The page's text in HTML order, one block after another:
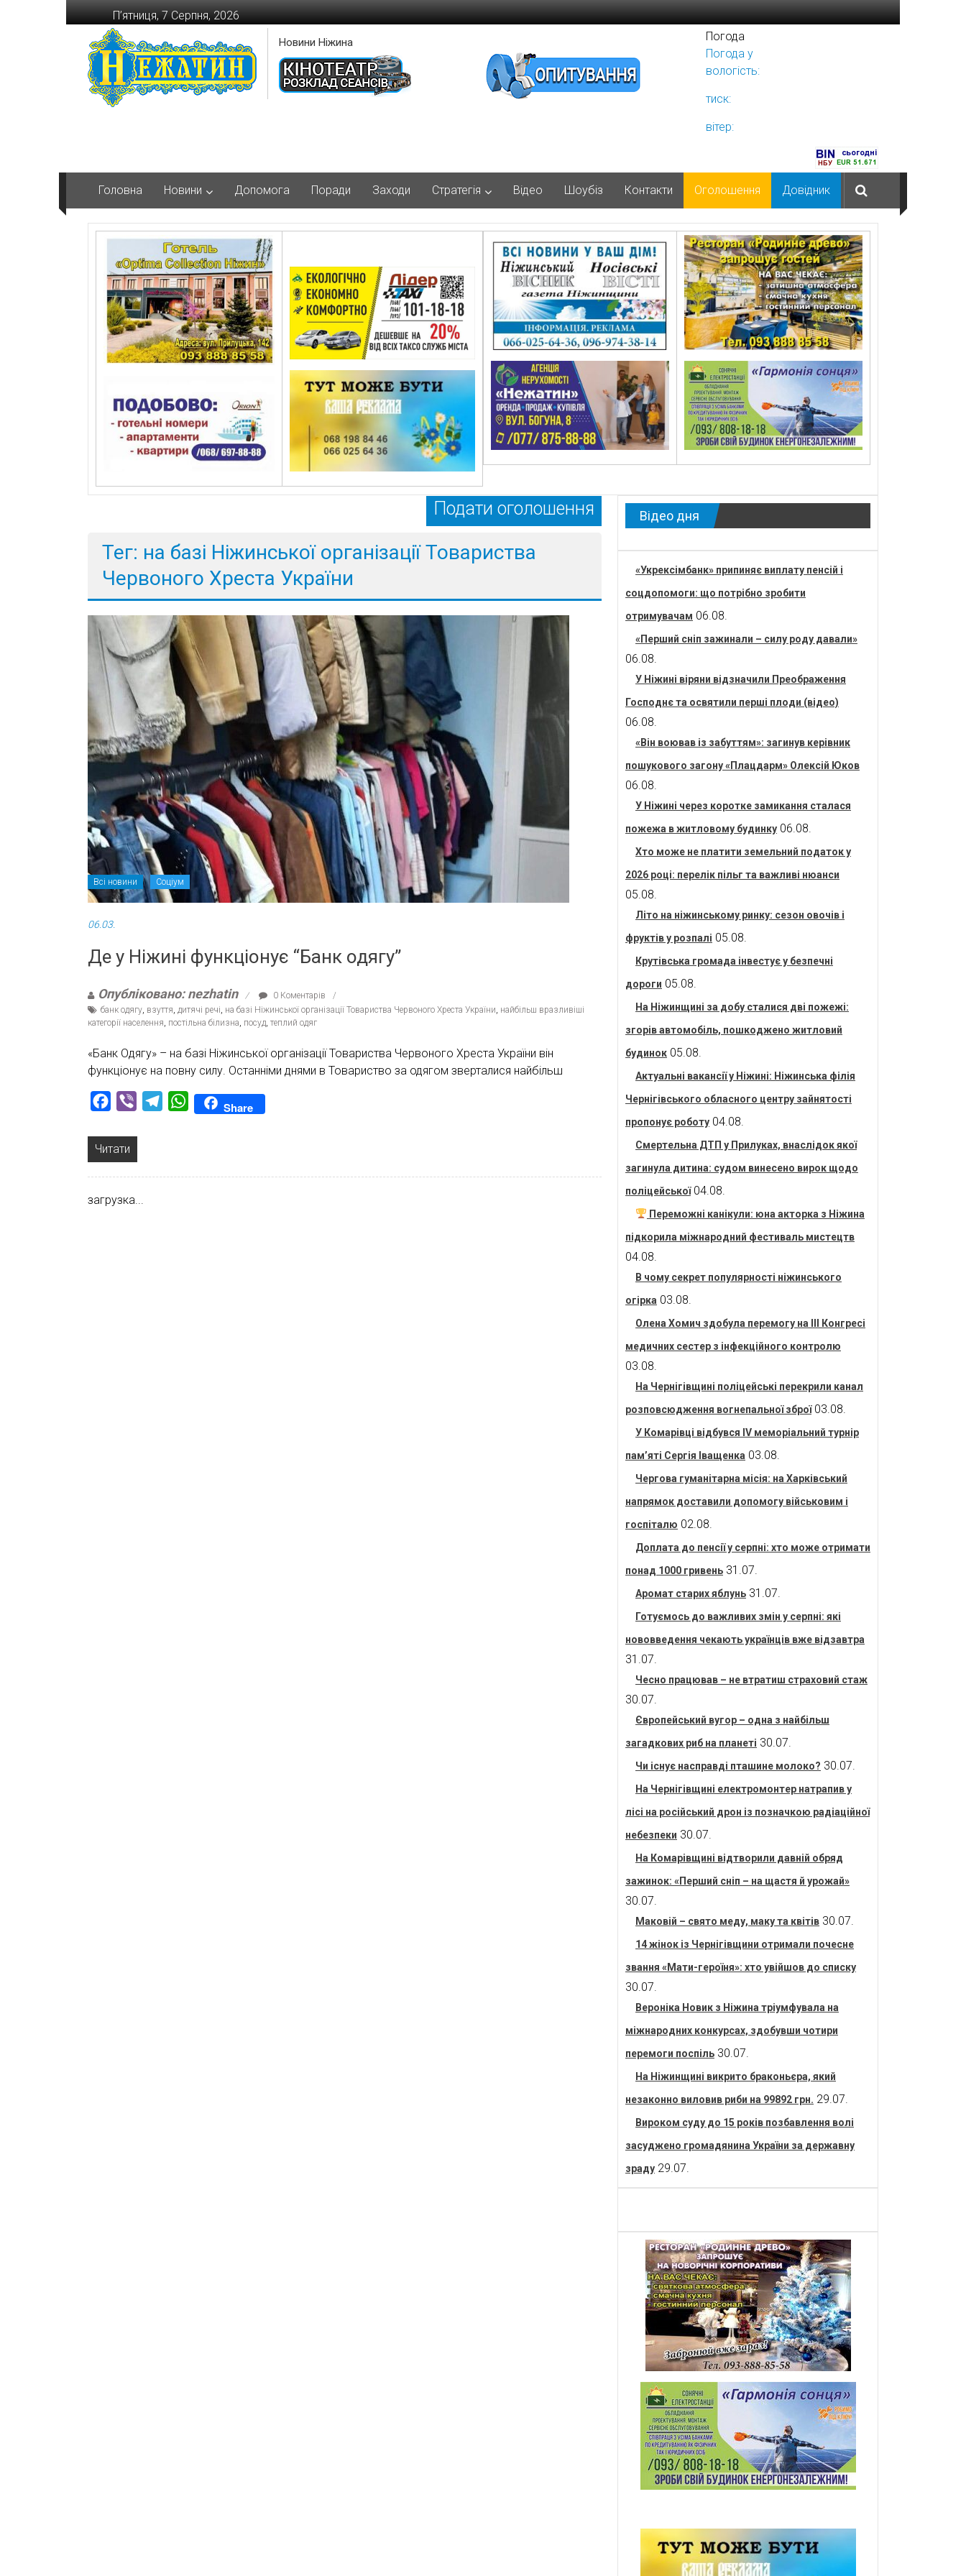
Перейти
до
вмісту
П’ятниця, 7 Серпня, 2026
Новини Ніжина
Погода
Погода у
вологість:
тиск:
вітер:
Головна Новини Допомога Поради Заходи Стратегія Відео Шоубіз Контакти Оголошення Довідник
Подати оголошення
Тег: на базі Ніжинської організації Товариства
Червоного Хреста України
Всі новини Соціум
06.03.
Де у Ніжині функціонує “Банк одягу”
Опубліковано: nezhatin
0 Коментарів
банк одягу взуття дитячі речі на базі Ніжинської організації Товариства Червоного Хреста України найбільш вразливіші
категорії населення постільна білизна посуд теплий одяг
«Банк Одягу» – на базі Ніжинської організації Товариства Червоного Хреста України він
функціонує на повну силу. Останніми днями в Товариство за одягом зверталися найбільш
Facebook
Viber TelegramWhatsAppShare
Читати
загрузка...
Відео дня
«Укрексімбанк» припиняє виплату пенсій і
соцдопомоги: що потрібно зробити
отримувачам 06.08.
«Перший сніп зажинали – силу роду давали»
06.08.
У Ніжині віряни відзначили Преображення
Господнє та освятили перші плоди (відео)
06.08.
«Він воював із забуттям»: загинув керівник
пошукового загону «Плацдарм» Олексій Юков
06.08.
У Ніжині через коротке замикання сталася
пожежа в житловому будинку 06.08.
Хто може не платити земельний податок у
2026 році: перелік пільг та важливі нюанси
05.08.
Літо на ніжинському ринку: сезон овочів і
фруктів у розпалі 05.08.
Крутівська громада інвестує у безпечні
дороги 05.08.
На Ніжинщині за добу сталися дві пожежі:
згорів автомобіль, пошкоджено житловий
будинок 05.08.
Актуальні вакансії у Ніжині: Ніжинська філія
Чернігівського обласного центру зайнятості
пропонує роботу 04.08.
Смертельна ДТП у Прилуках, внаслідок якої
загинула дитина: судом винесено вирок щодо
поліцейської 04.08.
Переможні канікули: юна акторка з Ніжина
підкорила міжнародний фестиваль мистецтв
04.08.
В чому секрет популярності ніжинського
огірка 03.08.
Олена Хомич здобула перемогу на ІІІ Конгресі
медичних сестер з інфекційного контролю
03.08.
На Чернігівщині поліцейські перекрили канал
розповсюдження вогнепальної зброї 03.08.
У Комарівці відбувся IV меморіальний турнір
пам’яті Сергія Іващенка 03.08.
Чергова гуманітарна місія: на Харківський
напрямок доставили допомогу військовим і
госпіталю 02.08.
Доплата до пенсії у серпні: хто може отримати
понад 1000 гривень 31.07.
Аромат старих яблунь 31.07.
Готуємось до важливих змін у серпні: які
нововведення чекають українців вже відзавтра
31.07.
Чесно працював – не втратиш страховий стаж
30.07.
Європейський вугор – одна з найбільш
загадкових риб на планеті 30.07.
Чи існує насправді пташине молоко? 30.07.
На Чернігівщині електромонтер натрапив у
лісі на російський дрон із позначкою радіаційної
небезпеки 30.07.
На Комарівщині відтворили давній обряд
зажинок: «Перший сніп – на щастя й урожай»
30.07.
Маковій – свято меду, маку та квітів 30.07.
14 жінок із Чернігівщини отримали почесне
звання «Мати-героїня»: хто увійшов до списку
30.07.
Вероніка Новик з Ніжина тріумфувала на
міжнародних конкурсах, здобувши чотири
перемоги поспіль 30.07.
На Ніжинщині викрито браконьєра, який
незаконно виловив риби на 99892 грн. 29.07.
Вироком суду до 15 років позбавлення волі
засуджено громадянина України за державну
зраду 29.07.